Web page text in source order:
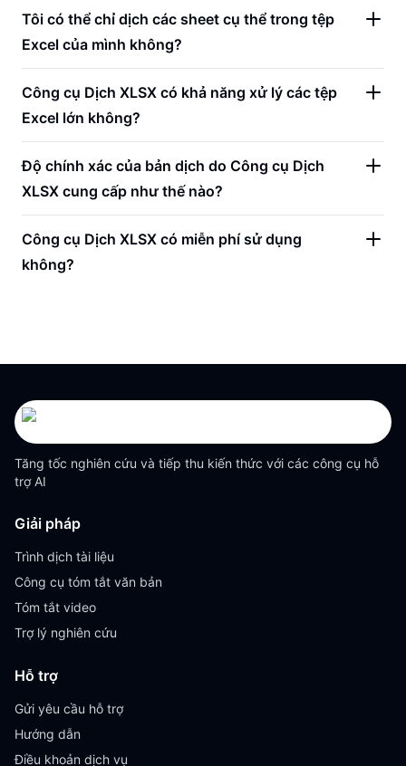
Tôi có thể chỉ dịch các sheet cụ thể trong tệp
Excel của mình không?
Công cụ Dịch XLSX có khả năng xử lý các tệp
Excel lớn không?
Độ chính xác của bản dịch do Công cụ Dịch
XLSX cung cấp như thế nào?
Công cụ Dịch XLSX có miễn phí sử dụng
không?
Tăng tốc nghiên cứu và tiếp thu kiến thức với các công cụ hỗ
trợ AI
Giải pháp
Trình dịch tài liệu
Công cụ tóm tắt văn bản
Tóm tắt video
Trợ lý nghiên cứu
Hỗ trợ
Gửi yêu cầu hỗ trợ
Hướng dẫn
Điều khoản dịch vụ